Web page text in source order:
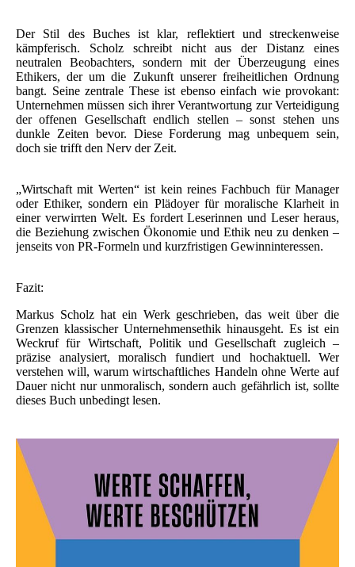
Der Stil des Buches ist klar, reflektiert und streckenweise
kämpferisch. Scholz schreibt nicht aus der Distanz eines
neutralen Beobachters, sondern mit der Überzeugung eines
Ethikers, der um die Zukunft unserer freiheitlichen Ordnung
bangt. Seine zentrale These ist ebenso einfach wie provokant:
Unternehmen müssen sich ihrer Verantwortung zur Verteidigung
der offenen Gesellschaft endlich stellen – sonst stehen uns
dunkle Zeiten bevor. Diese Forderung mag unbequem sein,
doch sie trifft den Nerv der Zeit.
„Wirtschaft mit Werten“ ist kein reines Fachbuch für Manager
oder Ethiker, sondern ein Plädoyer für moralische Klarheit in
einer verwirrten Welt. Es fordert Leserinnen und Leser heraus,
die Beziehung zwischen Ökonomie und Ethik neu zu denken –
jenseits von PR-Formeln und kurzfristigen Gewinninteressen.
Fazit:
Markus Scholz hat ein Werk geschrieben, das weit über die
Grenzen klassischer Unternehmensethik hinausgeht. Es ist ein
Weckruf für Wirtschaft, Politik und Gesellschaft zugleich –
präzise analysiert, moralisch fundiert und hochaktuell. Wer
verstehen will, warum wirtschaftliches Handeln ohne Werte auf
Dauer nicht nur unmoralisch, sondern auch gefährlich ist, sollte
dieses Buch unbedingt lesen.